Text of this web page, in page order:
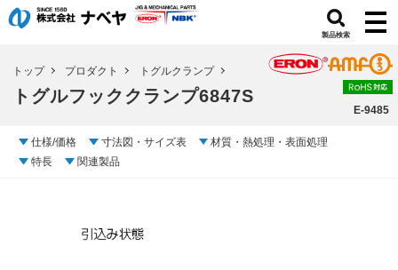
製品検索
トップ プロダクト トグルクランプ
トグルフッククランプ6847S
E-9485
仕様/価格 寸法図・サイズ表
材質・熱処理・表面処理
特長
関連製品